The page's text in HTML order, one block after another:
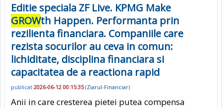
Editie speciala ZF Live. KPMG Make
GROWth Happen. Performanta prin
rezilienta financiara. Companiile care
rezista socurilor au ceva in comun:
lichiditate, disciplina financiara si
capacitatea de a reactiona rapid
publicat 2026-06-12 00:15:35(Ziarul-Financiar)
Anii in care cresterea pietei putea compensa